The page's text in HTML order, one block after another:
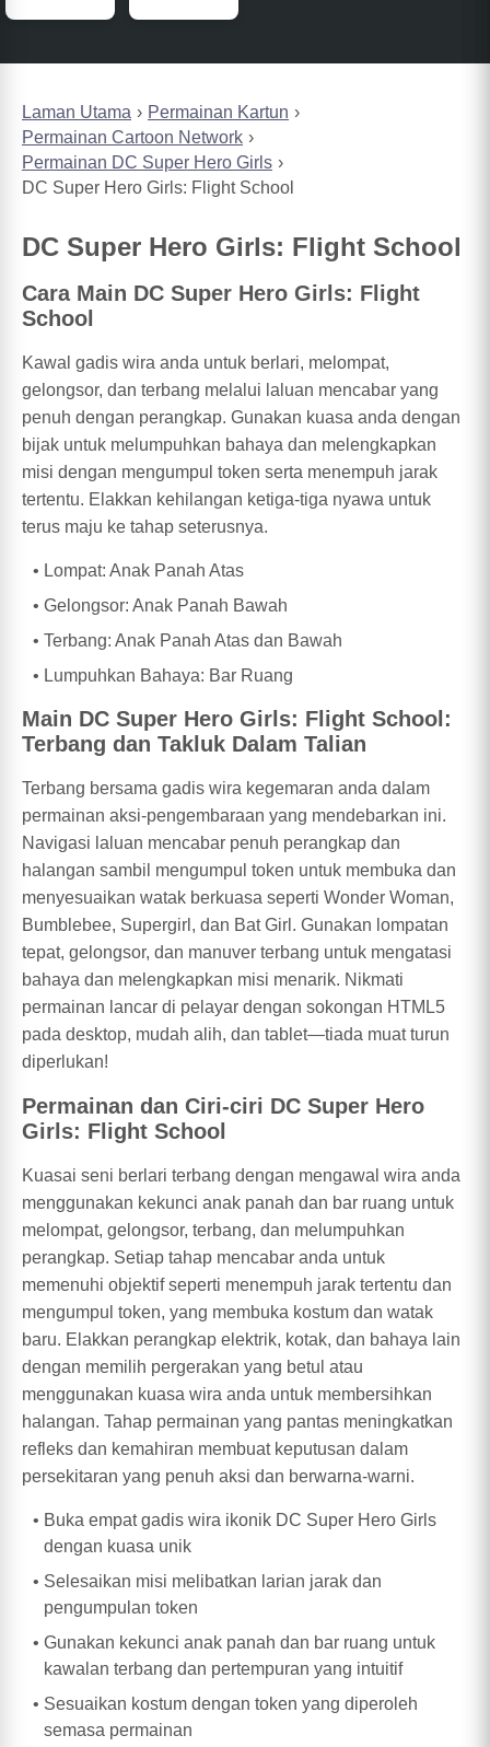
Laman Utama
Permainan Kartun
Permainan Cartoon Network
Permainan DC Super Hero Girls
DC Super Hero Girls: Flight School
DC Super Hero Girls: Flight School
Cara Main DC Super Hero Girls: Flight
School
Kawal gadis wira anda untuk berlari, melompat,
gelongsor, dan terbang melalui laluan mencabar yang
penuh dengan perangkap. Gunakan kuasa anda dengan
bijak untuk melumpuhkan bahaya dan melengkapkan
misi dengan mengumpul token serta menempuh jarak
tertentu. Elakkan kehilangan ketiga-tiga nyawa untuk
terus maju ke tahap seterusnya.
Lompat: Anak Panah Atas
Gelongsor: Anak Panah Bawah
Terbang: Anak Panah Atas dan Bawah
Lumpuhkan Bahaya: Bar Ruang
Main DC Super Hero Girls: Flight School:
Terbang dan Takluk Dalam Talian
Terbang bersama gadis wira kegemaran anda dalam
permainan aksi-pengembaraan yang mendebarkan ini.
Navigasi laluan mencabar penuh perangkap dan
halangan sambil mengumpul token untuk membuka dan
menyesuaikan watak berkuasa seperti Wonder Woman,
Bumblebee, Supergirl, dan Bat Girl. Gunakan lompatan
tepat, gelongsor, dan manuver terbang untuk mengatasi
bahaya dan melengkapkan misi menarik. Nikmati
permainan lancar di pelayar dengan sokongan HTML5
pada desktop, mudah alih, dan tablet—tiada muat turun
diperlukan!
Permainan dan Ciri-ciri DC Super Hero
Girls: Flight School
Kuasai seni berlari terbang dengan mengawal wira anda
menggunakan kekunci anak panah dan bar ruang untuk
melompat, gelongsor, terbang, dan melumpuhkan
perangkap. Setiap tahap mencabar anda untuk
memenuhi objektif seperti menempuh jarak tertentu dan
mengumpul token, yang membuka kostum dan watak
baru. Elakkan perangkap elektrik, kotak, dan bahaya lain
dengan memilih pergerakan yang betul atau
menggunakan kuasa wira anda untuk membersihkan
halangan. Tahap permainan yang pantas meningkatkan
refleks dan kemahiran membuat keputusan dalam
persekitaran yang penuh aksi dan berwarna-warni.
Buka empat gadis wira ikonik DC Super Hero Girls
dengan kuasa unik
Selesaikan misi melibatkan larian jarak dan
pengumpulan token
Gunakan kekunci anak panah dan bar ruang untuk
kawalan terbang dan pertempuran yang intuitif
Sesuaikan kostum dengan token yang diperoleh
semasa permainan